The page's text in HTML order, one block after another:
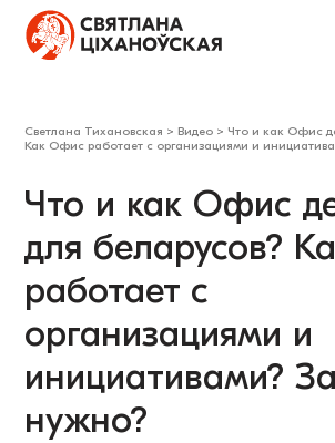
Светлана Тихановская > Видео > Что и как Офис
Как Офис работает с организациями и
Что и как Офис
для беларусов?
работает с
организациями и
инициативами?
нужно?